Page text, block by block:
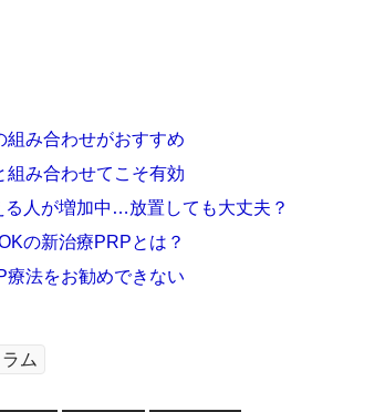
組み合わせがおすすめ
組み合わせてこそ有効
人が増加中…放置しても大丈夫？
の新治療PRPとは？
法をお勧めできない
ム